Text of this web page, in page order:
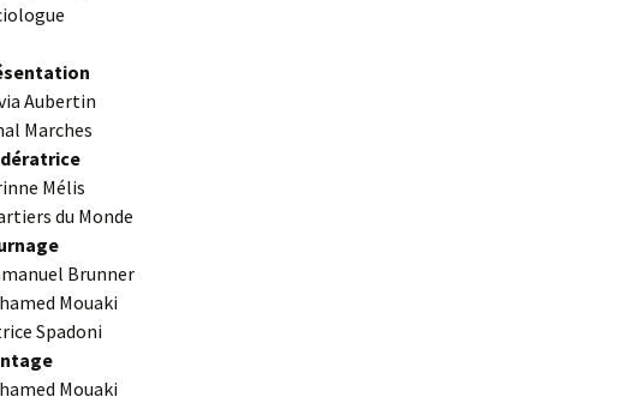
Aubertin
Marches
Mélis
du Monde
Brunner
Mouaki
Spadoni
Mouaki